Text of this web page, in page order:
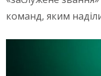
команд, яким